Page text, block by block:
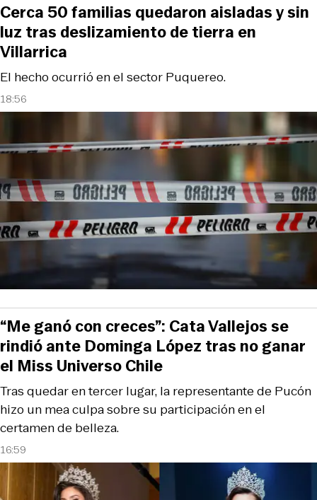
18:56
El hecho ocurrió en el sector Puquereo.
Cerca 50 familias quedaron aisladas y sin
luz tras deslizamiento de tierra en
Villarrica
16:59
Tras quedar en tercer lugar, la representante de Pucón
hizo un mea culpa sobre su participación en el
certamen de belleza.
“Me ganó con creces”: Cata Vallejos se
rindió ante Dominga López tras no ganar
el Miss Universo Chile